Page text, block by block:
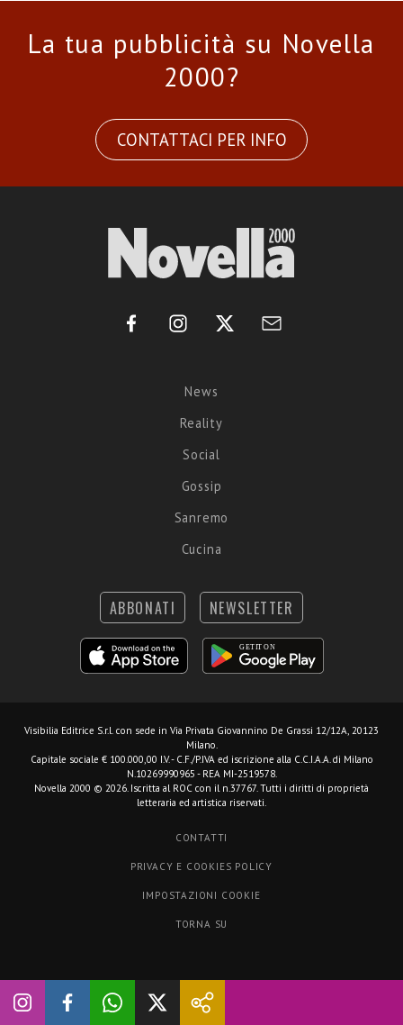
La tua pubblicità su Novella
2000?
CONTATTACI PER INFO
News
Reality
Social
Gossip
Sanremo
Cucina
ABBONATI NEWSLETTER
Visibilia Editrice S.r.l. con sede in Via Privata Giovannino De Grassi 12/12A, 20123
Milano.
Capitale sociale € 100.000,00 I.V. - C.F./P.IVA ed iscrizione alla C.C.I.A.A. di Milano
N.10269990965 - REA MI-2519578.
Novella 2000 © 2026. Iscritta al ROC con il n.37767. Tutti i diritti di proprietà
letteraria ed artistica riservati.
CONTATTI
PRIVACY E COOKIES POLICY
IMPOSTAZIONI COOKIE
TORNA SU